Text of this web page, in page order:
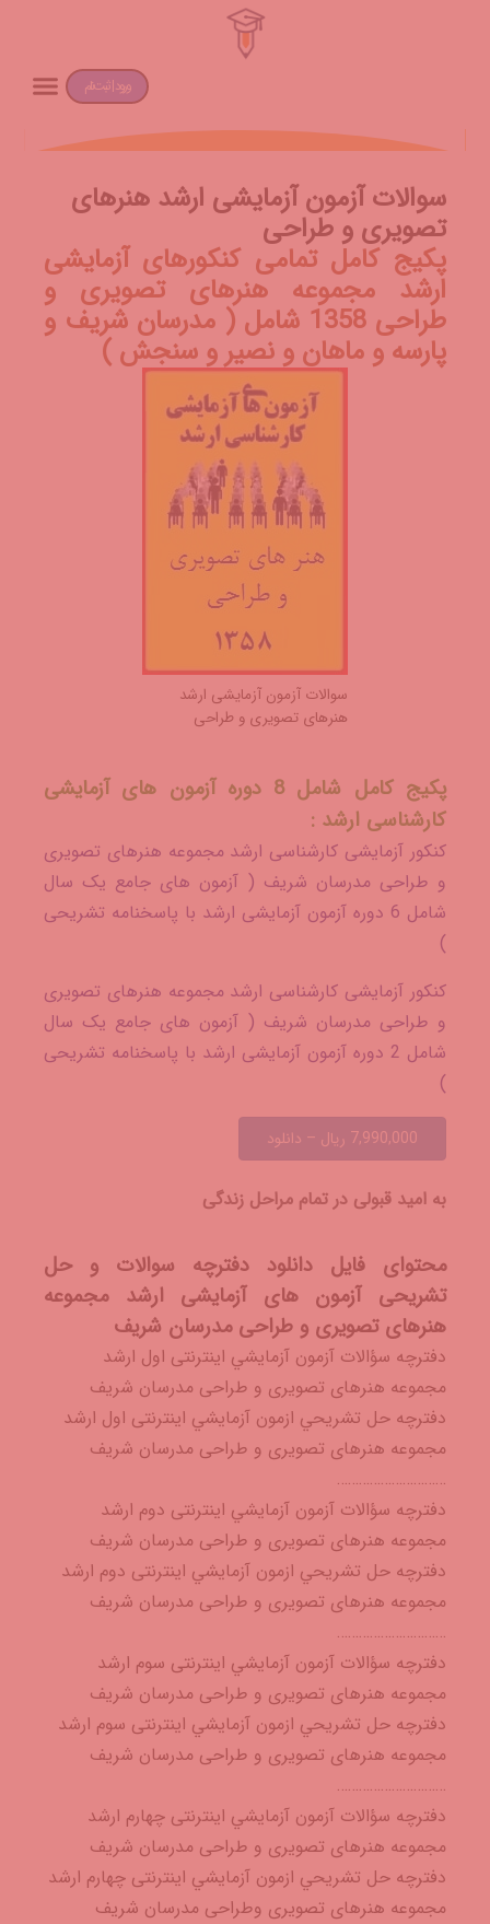
ورود | ثبت‌نام
سوالات آزمون آزمایشی ارشد هنرهای
تصویری و طراحی
پکیج کامل تمامی کنکورهای آزمایشی
ارشد مجموعه هنرهای تصویری و
طراحی 1358 شامل ( مدرسان شریف و
پارسه و ماهان و نصیر و سنجش )
سوالات آزمون آزمایشی ارشد
هنرهای تصویری و طراحی
پکیج کامل شامل 8 دوره آزمون های آزمایشی
کارشناسی ارشد :
کنکور آزمایشی کارشناسی ارشد مجموعه هنرهای تصویری
و طراحی مدرسان شریف ( آزمون های جامع یک سال
شامل 6 دوره آزمون آزمایشی ارشد با پاسخنامه تشریحی
)
کنکور آزمایشی کارشناسی ارشد مجموعه هنرهای تصویری
و طراحی مدرسان شریف ( آزمون های جامع یک سال
شامل 2 دوره آزمون آزمایشی ارشد با پاسخنامه تشریحی
)
7,990,000 ریال – دانلود
به امید قبولی در تمام مراحل زندگی
محتوای فایل دانلود دفترچه سوالات و حل
تشریحی آزمون های آزمایشی ارشد مجموعه
هنرهای تصویری و طراحی مدرسان شریف
دفترچه سؤالات آزمون آزمايشي اینترنتی اول ارشد
مجموعه هنرهای تصویری و طراحی مدرسان شریف
دفترچه حل تشريحي ازمون آزمايشي اینترنتی اول ارشد
مجموعه هنرهای تصویری و طراحی مدرسان شریف
…………………………
دفترچه سؤالات آزمون آزمايشي اینترنتی دوم ارشد
مجموعه هنرهای تصویری و طراحی مدرسان شریف
دفترچه حل تشريحي ازمون آزمايشي اینترنتی دوم ارشد
مجموعه هنرهای تصویری و طراحی مدرسان شریف
…………………………
دفترچه سؤالات آزمون آزمايشي اینترنتی سوم ارشد
مجموعه هنرهای تصویری و طراحی مدرسان شریف
دفترچه حل تشريحي ازمون آزمايشي اینترنتی سوم ارشد
مجموعه هنرهای تصویری و طراحی مدرسان شریف
…………………………
دفترچه سؤالات آزمون آزمايشي اینترنتی چهارم ارشد
مجموعه هنرهای تصویری و طراحی مدرسان شریف
دفترچه حل تشريحي ازمون آزمايشي اینترنتی چهارم ارشد
مجموعه هنرهای تصویری وطراحی مدرسان شریف